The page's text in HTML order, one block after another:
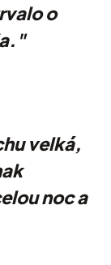
o
velká,
noc a